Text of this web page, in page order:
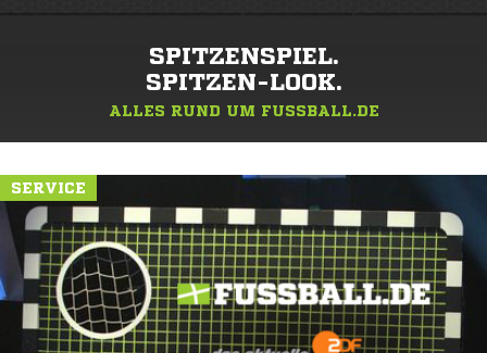
SPITZENSPIEL.
SPITZEN-LOOK.
ALLES RUND UM FUSSBALL.DE
SERVICE